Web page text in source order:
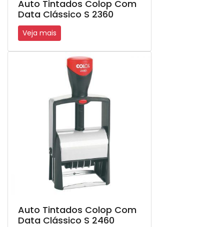
Auto Tintados Colop Com
Data Clássico S 2360
Veja mais
Auto Tintados Colop Com
Data Clássico S 2460